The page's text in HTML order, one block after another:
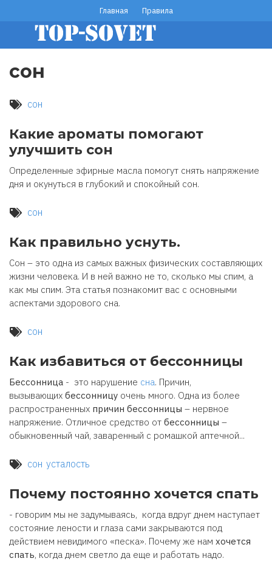
основному
содержанию
footer
menu
Главная Правила
сон
сон
Какие ароматы помогают
улучшить сон
Определенные эфирные масла помогут снять напряжение
дня и окунуться в глубокий и спокойный сон.
сон
Как правильно уснуть.
Сон – это одна из самых важных физических составляющих
жизни человека. И в ней важно не то, сколько мы спим, а
как мы спим. Эта статья познакомит вас с основными
аспектами здорового сна.
сон
Как избавиться от бессонницы
Бессонница - это нарушение сна. Причин,
вызывающих бессонницу очень много. Одна из более
распространенных причин бессонницы – нервное
напряжение. Отличное средство от бессонницы –
обыкновенный чай, заваренный с ромашкой аптечной...
сон усталость
Почему постоянно хочется спать
- говорим мы не задумываясь, когда вдруг днем наступает
состояние лености и глаза сами закрываются под
действием невидимого «песка». Почему же нам хочется
спать, когда днем светло да еще и работать надо.